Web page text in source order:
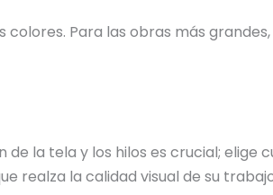
Para las obras más
la tela y los hilos es crucial;
realza la calidad visual de su